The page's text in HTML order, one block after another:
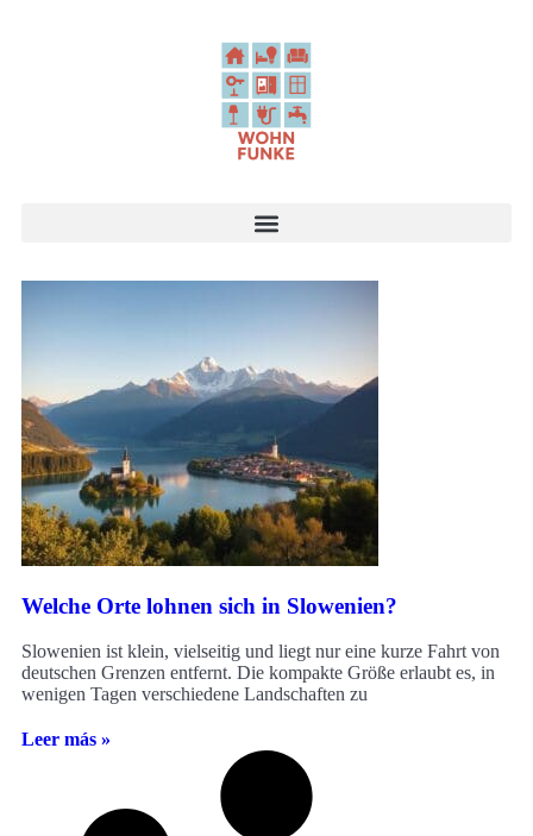
Welche Orte lohnen sich in Slowenien?
Slowenien ist klein, vielseitig und liegt nur eine kurze Fahrt von
deutschen Grenzen entfernt. Die kompakte Größe erlaubt es, in
wenigen Tagen verschiedene Landschaften zu
Leer más »